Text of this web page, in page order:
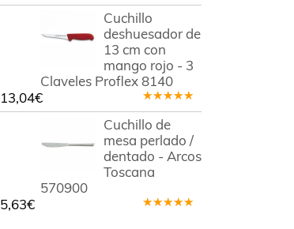
Cuchillo
deshuesador de
13 cm con
mango rojo - 3
Claveles Proflex 8140
Valorado
en5.00
5
13,04€
Cuchillo de
mesa perlado /
dentado - Arcos
Toscana
570900
5,63€